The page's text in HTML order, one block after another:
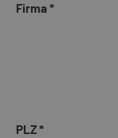
Firma *
PLZ *